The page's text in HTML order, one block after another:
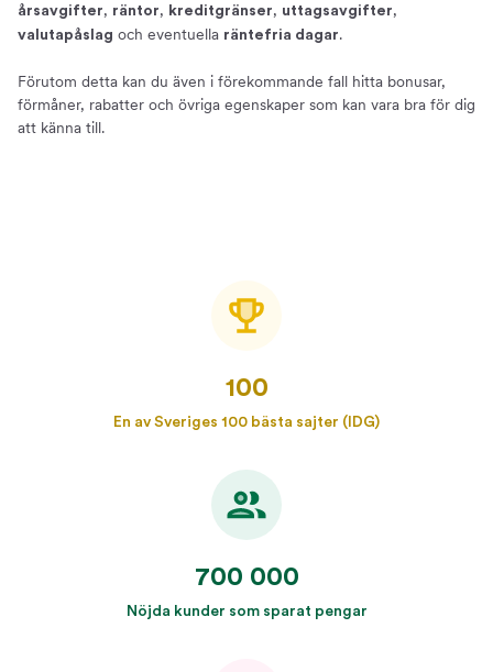
årsavgifter, räntor, kreditgränser, uttagsavgifter,
valutapåslag och eventuella räntefria dagar.
Förutom detta kan du även i förekommande fall hitta bonusar,
förmåner, rabatter och övriga egenskaper som kan vara bra för dig
att känna till.
100
En av Sveriges 100 bästa sajter (IDG)
700 000
Nöjda kunder som sparat pengar